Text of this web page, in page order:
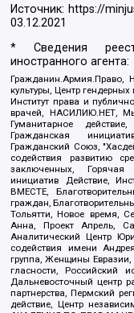
Источник: https://
03.12.2021
* Сведения
иностранного агента:
Гражданин.Армия.Право,
культуры, Центр
Институт права и
врачей, НАСИЛИЮ.НЕТ,
Гуманитарное
Гражданская
Гражданский Союз,
содействия развитию
заключенных,
инициатив Действие,
ВМЕСТЕ,
граждан,
Тольятти, Новое время,
Анна, Проект Апрель,
Аналитический Центр
содействия имени
группа, Женщины
гласности, Российский
Дальневосточный центр
партнерства, Пермский
действие, Центр